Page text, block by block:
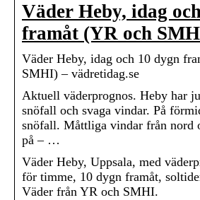
Väder Heby, idag
framåt (YR och
Väder Heby, idag och 10 dygn
SMHI) – vädretidag.se
Aktuell väderprognos. Heby har
snöfall och svaga vindar. På
snöfall. Måttliga vindar från nord
på – …
Väder Heby, Uppsala, med
för timme, 10 dygn framåt,
Väder från YR och SMHI.